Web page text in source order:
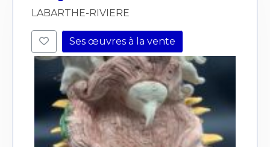
LABARTHE-RIVIERE
Ses œuvres à la vente